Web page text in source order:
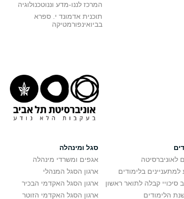
המרכז לננו-מדע וננוטכנולוגיה
תוכנית אדמונד י. ספרא
בביואינפורמטיקה
לאוניברסיטה
למתעניינים בלימודים
סיכויי קבלה לתואר ראשון
הלימודים
סגל ומינהלה
אגפים ומשרדי מינהלה
ארגון הסגל המנהלי
ארגון הסגל האקדמי הבכיר
ארגון הסגל האקדמי הזוטר